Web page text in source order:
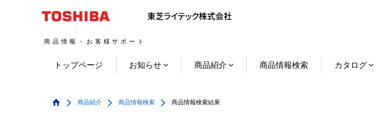
商品情報・お客様サポート
トップページ お知らせ 商品紹介 商品情報検索 カタログ
商品紹介 商品情報検索 商品情報検索結果